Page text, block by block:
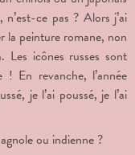
ce pas ? Alors j’ai
la peinture romane, non
icônes russes sont
En revanche, l’année
je l’ai poussé, je l’ai
ou indienne ?